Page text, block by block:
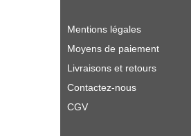
Mentions légales
Moyens de paiement
Livraisons et retours
Contactez-nous
CGV